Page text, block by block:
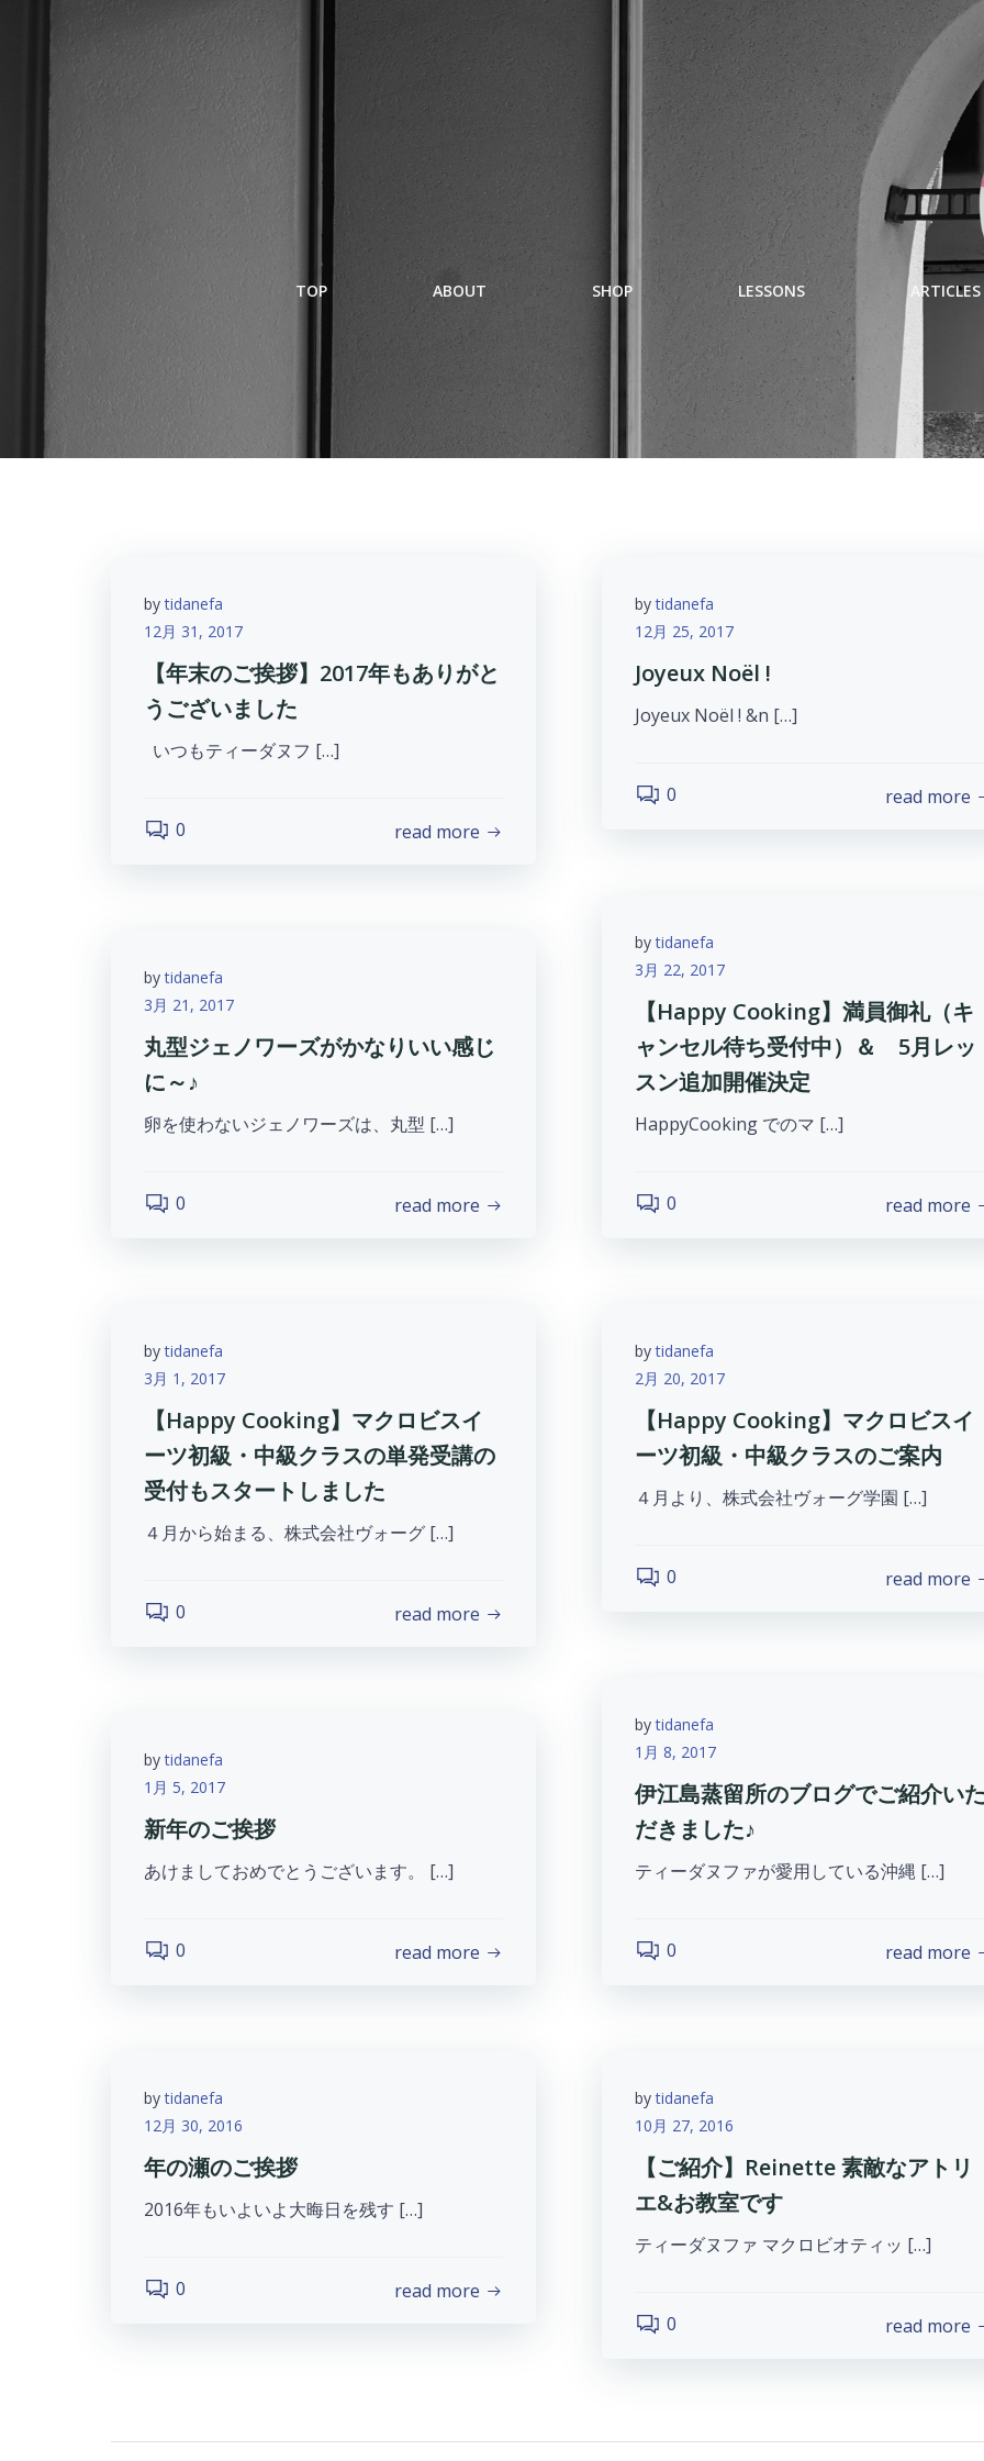
TOP ABOUT SHOP LESSONS ARTICLES
bytidanefa
12月 31, 2017
【年末のご挨拶】2017年もありがと
うございました
いつもティーダヌフ […]
0 read more
bytidanefa
12月 25, 2017
Joyeux Noël !
Joyeux Noël ! &n […]
0 read more
bytidanefa
3月 22, 2017
【Happy Cooking】満員御礼（キ
ャンセル待ち受付中）＆ 5月レッ
スン追加開催決定
HappyCooking でのマ […]
0 read more
bytidanefa
3月 21, 2017
丸型ジェノワーズがかなりいい感じ
に～♪
卵を使わないジェノワーズは、丸型 […]
0 read more
bytidanefa
3月 1, 2017
【Happy Cooking】マクロビスイ
ーツ初級・中級クラスの単発受講の
受付もスタートしました
４月から始まる、株式会社ヴォーグ […]
0 read more
bytidanefa
2月 20, 2017
【Happy Cooking】マクロビスイ
ーツ初級・中級クラスのご案内
４月より、株式会社ヴォーグ学園 […]
0 read more
bytidanefa
1月 8, 2017
伊江島蒸留所のブログでご紹介い
だきました♪
ティーダヌファが愛用している沖縄 […]
0 read more
bytidanefa
1月 5, 2017
新年のご挨拶
あけましておめでとうございます。 […]
0 read more
bytidanefa
12月 30, 2016
年の瀬のご挨拶
2016年もいよいよ大晦日を残す […]
0 read more
bytidanefa
10月 27, 2016
【ご紹介】Reinette 素敵なアトリ
エ&お教室です
ティーダヌファ マクロビオティッ […]
0 read more